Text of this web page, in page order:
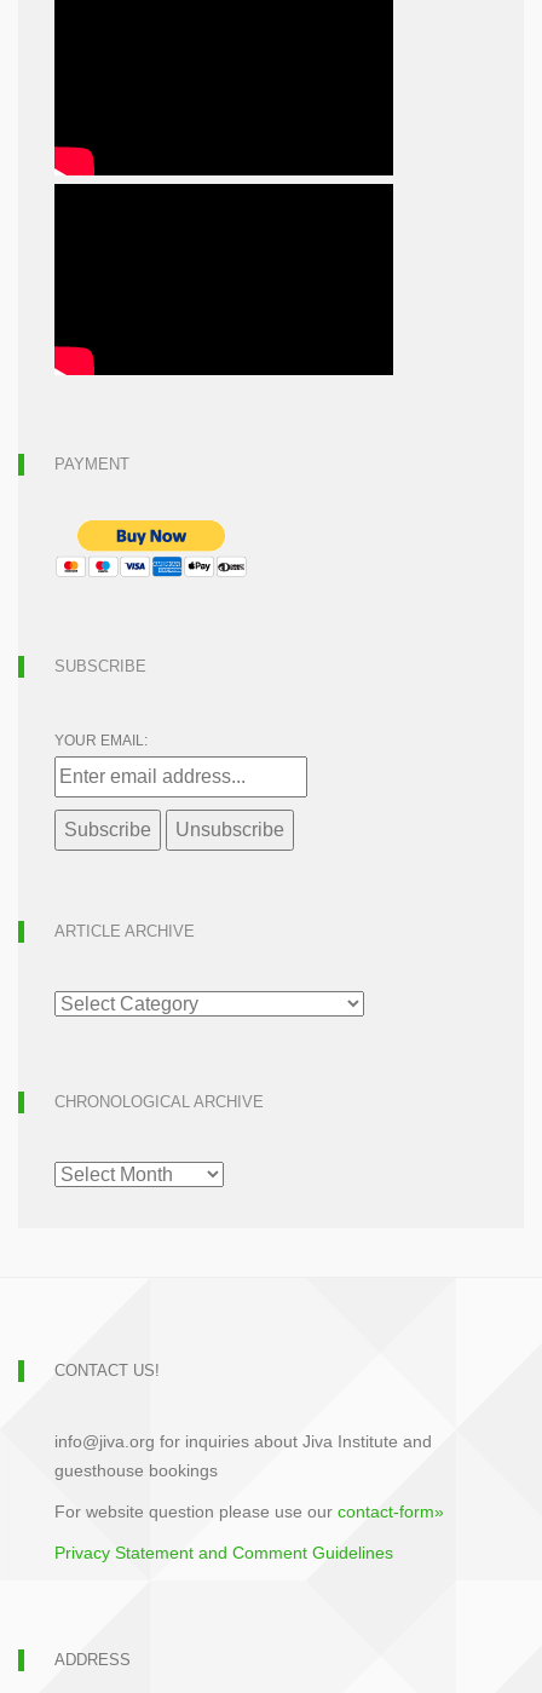
PAYMENT
SUBSCRIBE
YOUR EMAIL:
ARTICLE ARCHIVE
ARTICLE
ARCHIVE
CHRONOLOGICAL ARCHIVE
CHRONOLOGICAL
ARCHIVE
CONTACT US!
info@jiva.org for inquiries about Jiva Institute and
guesthouse bookings
For website question please use our contact-form»
Privacy Statement and Comment Guidelines
ADDRESS